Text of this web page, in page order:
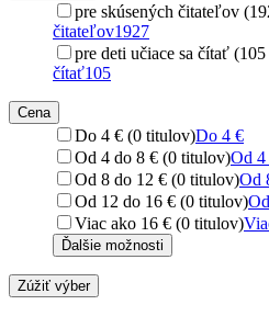
pre skúsených čitateľov
čitateľov1927
pre deti učiace sa čítať
čítať105
Cena
Do 4 € (0 titulov)Do 4 €
Od 4 do 8 € (0 titulov)Od 4
Od 8 do 12 € (0 titulov)Od
Od 12 do 16 € (0 titulov)
Viac ako 16 € (0 titulov)
Ďalšie možnosti
Zúžiť výber